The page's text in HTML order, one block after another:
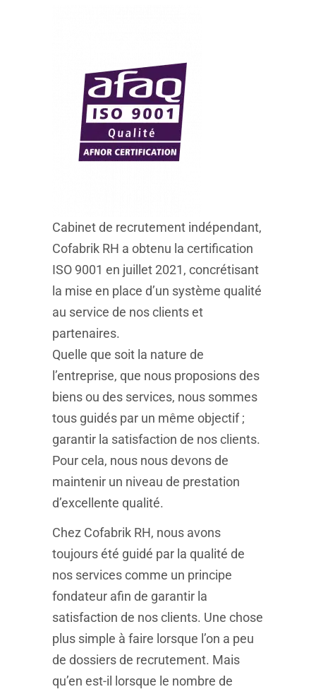
Cabinet de recrutement indépendant,
Cofabrik RH a obtenu la certification
ISO 9001 en juillet 2021, concrétisant
la mise en place d’un système qualité
au service de nos clients et
partenaires.
Quelle que soit la nature de
l’entreprise, que nous proposions des
biens ou des services, nous sommes
tous guidés par un même objectif ;
garantir la satisfaction de nos clients.
Pour cela, nous nous devons de
maintenir un niveau de prestation
d’excellente qualité.
Chez Cofabrik RH, nous avons
toujours été guidé par la qualité de
nos services comme un principe
fondateur afin de garantir la
satisfaction de nos clients. Une chose
plus simple à faire lorsque l’on a peu
de dossiers de recrutement. Mais
qu’en est-il lorsque le nombre de